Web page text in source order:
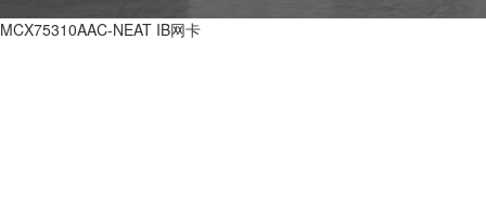
MCX75310AAC-NEAT IB网卡